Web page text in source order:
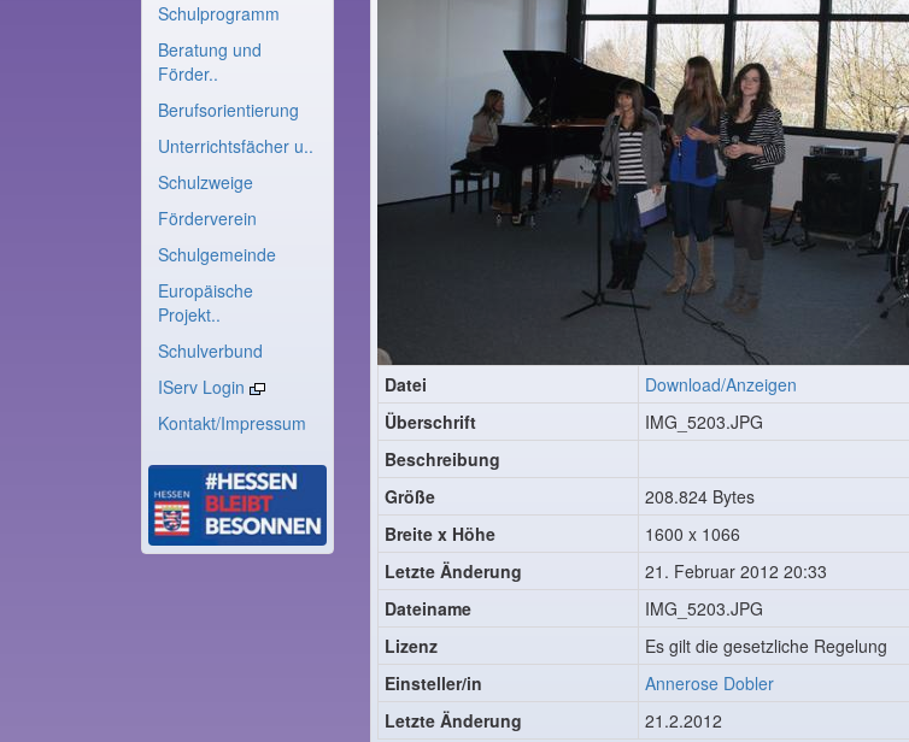
Schulprogramm
Beratung und
Förder..
Berufsorientierung
Unterrichtsfächer u..
Schulzweige
Förderverein
Schulgemeinde
Europäische
Projekt..
Schulverbund
IServ Login
Kontakt/Impressum
Datei
Download/Anzeigen
Überschrift
IMG_5203.JPG
Beschreibung
Größe
208.824 Bytes
Breite x Höhe
1600 x 1066
Letzte Änderung
21. Februar 2012 20:33
Dateiname
IMG_5203.JPG
Lizenz
Es gilt die gesetzliche Regelung
Einsteller/in
Annerose Dobler
Letzte Änderung
21.2.2012